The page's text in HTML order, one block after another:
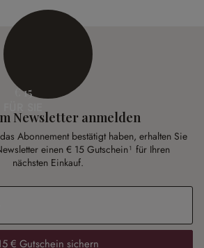
€ 15
Newsletter anmelden
Abonnement bestätigt haben, erhalten Sie
einen € 15 Gutschein¹ für Ihren
nächsten Einkauf.
€ Gutschein sichern